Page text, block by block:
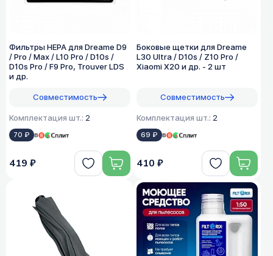
Фильтры HEPA для Dreame D9
/ Pro / Max / L10 Pro / D10s /
D10s Pro / F9 Pro, Trouver LDS
и др.
Совместимость
Комплектация шт.: 2
70 ₽ в
419 ₽
Боковые щетки для Dreame
L30 Ultra / D10s / Z10 Pro /
Xiaomi X20 и др. - 2 шт
Совместимость
Комплектация шт.: 2
69 ₽ в
410 ₽